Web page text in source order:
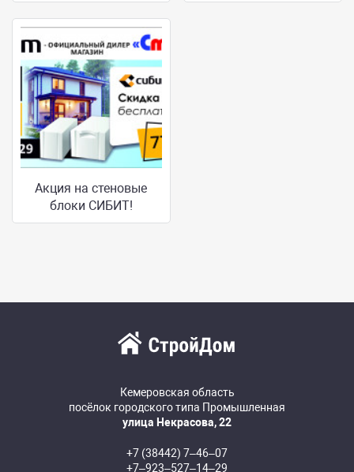
Акция на стеновые
блоки СИБИТ!
Кемеровская область
посёлок городского типа Промышленная
улица Некрасова, 22
+7 (38442) 7‒46‒07
+7‒923‒527‒14‒29